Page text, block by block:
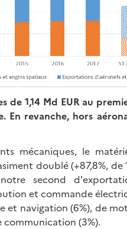
1,14 Md EUR au
En revanche, hors
mécaniques, le
doublé (+87,8%, de
second
et commande
et navigation (6%), de
communication (3%).